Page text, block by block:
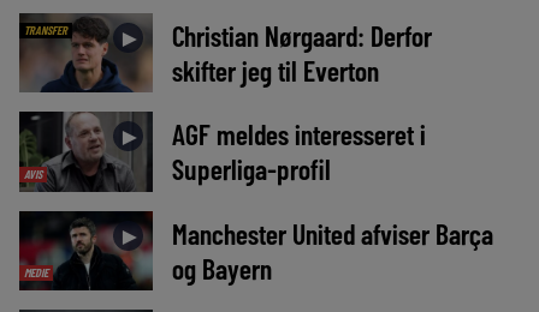
TRANSFER ►
Christian Nørgaard: Derfor
skifter jeg til Everton
AVIS
►
AGF meldes interesseret i
Superliga-profil
MEDIE
►
Manchester United afviser Barça
og Bayern